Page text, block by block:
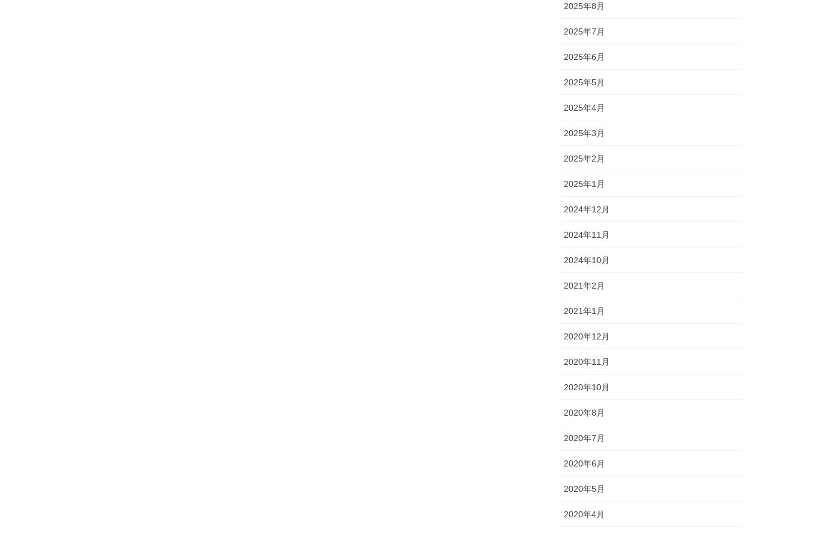
2025年8月
2025年7月
2025年6月
2025年5月
2025年4月
2025年3月
2025年2月
2025年1月
2024年12月
2024年11月
2024年10月
2021年2月
2021年1月
2020年12月
2020年11月
2020年10月
2020年8月
2020年7月
2020年6月
2020年5月
2020年4月